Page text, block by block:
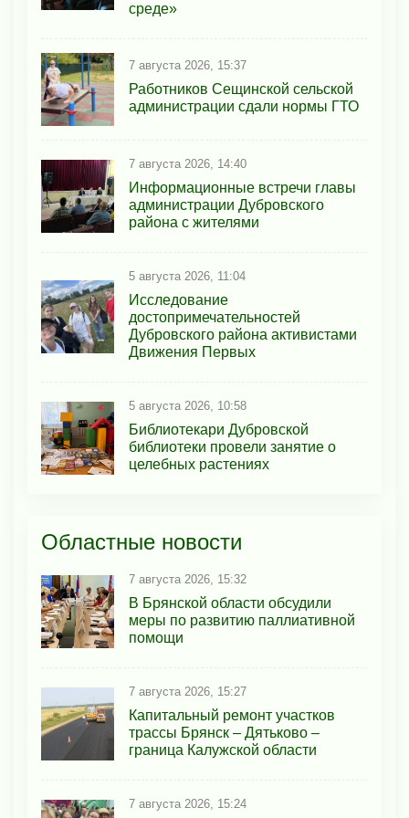
среде»
7 августа 2026, 15:37
Работников Сещинской сельской
администрации сдали нормы ГТО
7 августа 2026, 14:40
Информационные встречи главы
администрации Дубровского
района с жителями
5 августа 2026, 11:04
Исследование
достопримечательностей
Дубровского района активистами
Движения Первых
5 августа 2026, 10:58
Библиотекари Дубровской
библиотеки провели занятие о
целебных растениях
Областные новости
7 августа 2026, 15:32
В Брянской области обсудили
меры по развитию паллиативной
помощи
7 августа 2026, 15:27
Капитальный ремонт участков
трассы Брянск – Дятьково –
граница Калужской области
7 августа 2026, 15:24